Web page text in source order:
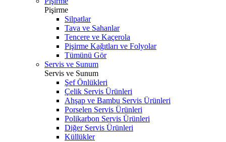
Pişirme
Silpatlar
Tava ve Sahanlar
Tencere ve Kaçerola
Pişirme Kağıtları ve Folyolar
Tümünü Gör
Servis ve Sunum
Servis ve Sunum
Şef Önlükleri
Çelik Servis Ürünleri
Ahşap ve Bambu Servis Ürünleri
Porselen Servis Ürünleri
Polikarbon Servis Ürünleri
Diğer Servis Ürünleri
Küllükler